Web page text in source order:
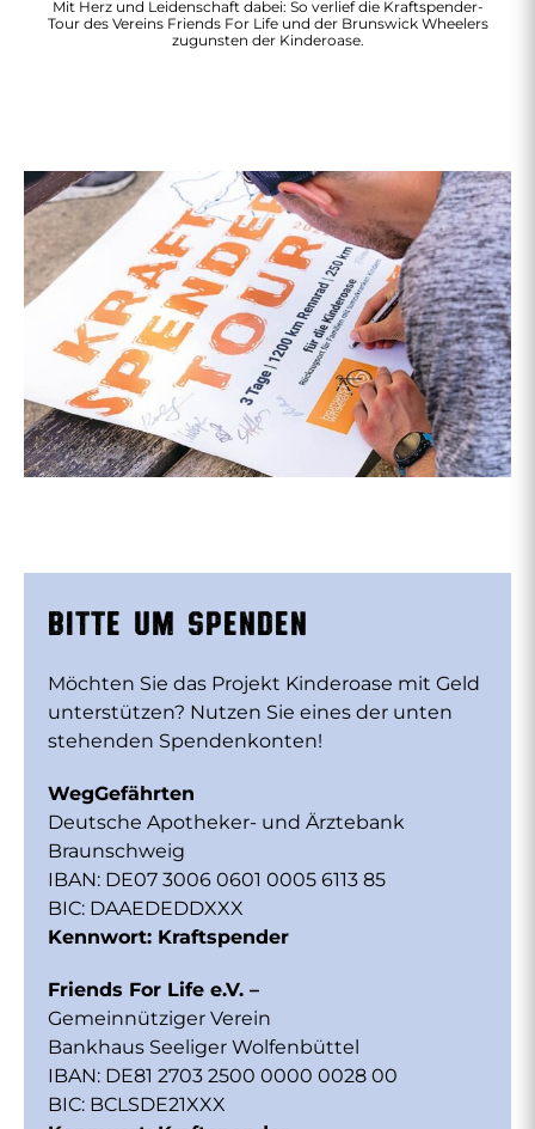
Mit Herz und Leidenschaft dabei: So verlief die Kraftspender-
Tour des Vereins Friends For Life und der Brunswick Wheelers
zugunsten der Kinderoase.
Bitte um Spenden
Möchten Sie das Projekt Kinderoase mit Geld
unterstützen? Nutzen Sie eines der unten
stehenden Spendenkonten!
WegGefährten
Deutsche Apotheker- und Ärztebank
Braunschweig
IBAN: DE07 3006 0601 0005 6113 85
BIC: DAAEDEDDXXX
Kennwort: Kraftspender
Friends For Life e.V. –
Gemeinnütziger Verein
Bankhaus Seeliger Wolfenbüttel
IBAN: DE81 2703 2500 0000 0028 00
BIC: BCLSDE21XXX